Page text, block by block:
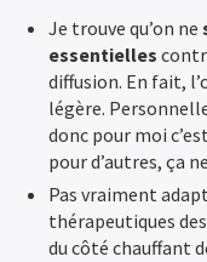
Je trouve qu’on ne
essentielles
diffusion. En fait,
légère.
donc pour moi
pour d’autres, ça
Pas vraiment
thérapeutiques
du côté chauffant